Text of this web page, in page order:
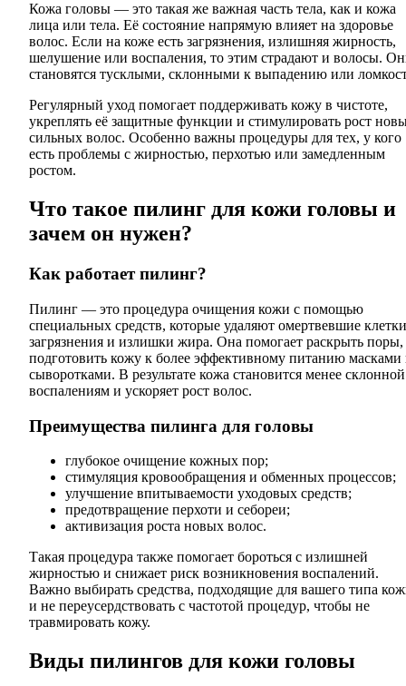
Кожа головы — это такая же важная часть тела, как и кожа
лица или тела. Её состояние напрямую влияет на здоровье
волос. Если на коже есть загрязнения, излишняя жирность,
шелушение или воспаления, то этим страдают и волосы.
становятся тусклыми, склонными к выпадению или
Регулярный уход помогает поддерживать кожу в чистоте,
укреплять её защитные функции и стимулировать рост
сильных волос. Особенно важны процедуры для тех, у кого
есть проблемы с жирностью, перхотью или замедленным
ростом.
Что такое пилинг для кожи головы и
зачем он нужен?
Как работает пилинг?
Пилинг — это процедура очищения кожи с помощью
специальных средств, которые удаляют омертвевшие
загрязнения и излишки жира. Она помогает раскрыть поры,
подготовить кожу к более эффективному питанию масками
сыворотками. В результате кожа становится менее
воспалениям и ускоряет рост волос.
Преимущества пилинга для головы
глубокое очищение кожных пор;
стимуляция кровообращения и обменных процессов;
улучшение впитываемости уходовых средств;
предотвращение перхоти и себореи;
активизация роста новых волос.
Такая процедура также помогает бороться с излишней
жирностью и снижает риск возникновения воспалений.
Важно выбирать средства, подходящие для вашего типа
и не переусердствовать с частотой процедур, чтобы не
травмировать кожу.
Виды пилингов для кожи головы